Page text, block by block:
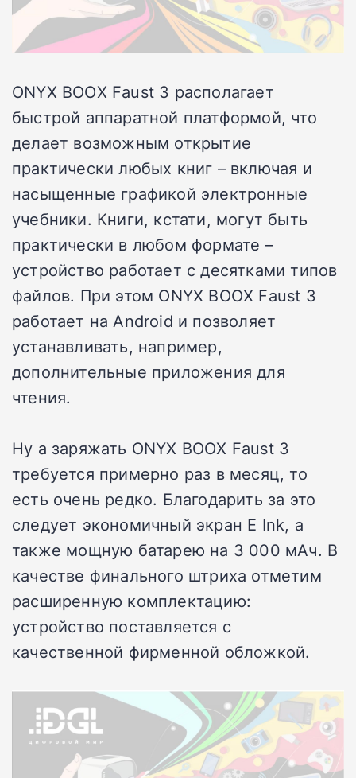
ONYX BOOX Faust 3 располагает
быстрой аппаратной платформой, что
делает возможным открытие
практически любых книг – включая и
насыщенные графикой электронные
учебники. Книги, кстати, могут быть
практически в любом формате –
устройство работает с десятками типов
файлов. При этом ONYX BOOX Faust 3
работает на Android и позволяет
устанавливать, например,
дополнительные приложения для
чтения.
Ну а заряжать ONYX BOOX Faust 3
требуется примерно раз в месяц, то
есть очень редко. Благодарить за это
следует экономичный экран E Ink, а
также мощную батарею на 3 000 мАч. В
качестве финального штриха отметим
расширенную комплектацию:
устройство поставляется с
качественной фирменной обложкой.